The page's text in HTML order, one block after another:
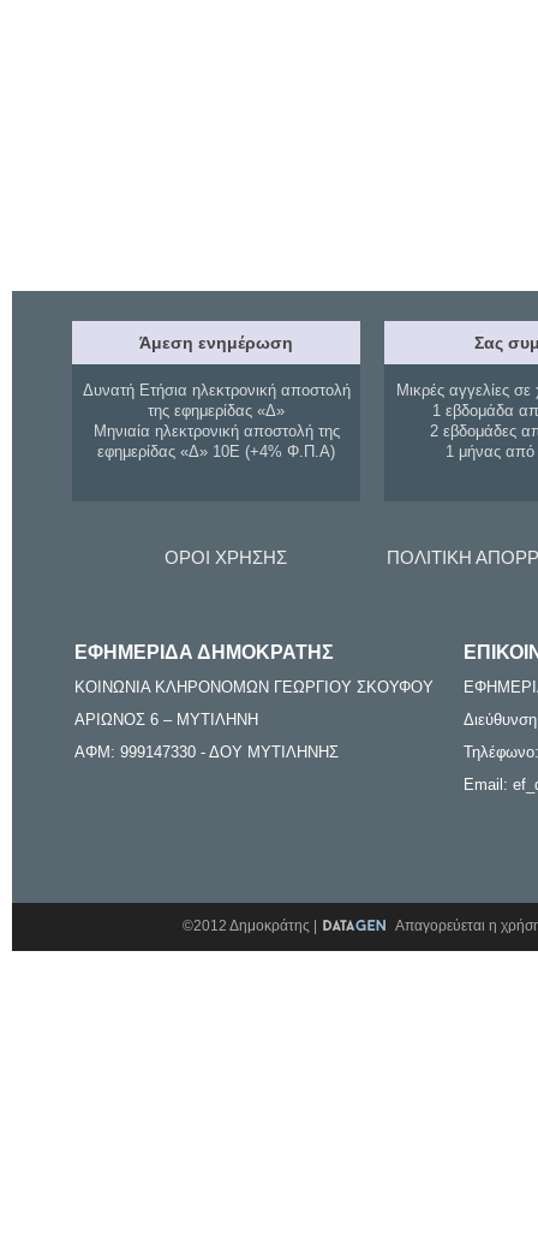
Άμεση ενημέρωση
Δυνατή Ετήσια ηλεκτρονική αποστολή
της εφημερίδας «Δ»
Μηνιαία ηλεκτρονική αποστολή της
εφημερίδας «Δ» 10Ε (+4% Φ.Π.Α)
Σας
Μικρές αγγελίες σε
1 εβδομάδα
2 εβδομάδες
1 μήνας
ΟΡΟΙ ΧΡΗΣΗΣ ΠΟΛΙΤΙΚΗ
ΕΦΗΜΕΡΙΔΑ ΔΗΜΟΚΡΑΤΗΣ
ΚΟΙΝΩΝΙΑ ΚΛΗΡΟΝΟΜΩΝ ΓΕΩΡΓΙΟΥ ΣΚΟΥΦΟΥ
ΑΡΙΩΝΟΣ 6 – ΜΥΤΙΛΗΝΗ
ΑΦΜ: 999147330 - ΔΟΥ ΜΥΤΙΛΗΝΗΣ
Email:
©2012 Δημοκράτης | Απαγορεύεται η